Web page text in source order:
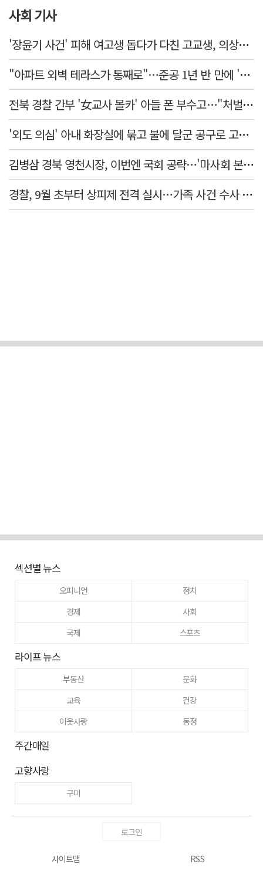
사회 기사
'장윤기 사건' 피해 여고생 돕다가 다친 고교생, 의상자 인정
"아파트 외벽 테라스가 통째로"…준공 1년 반 만에 '아찔 사고'
전북 경찰 간부 '女교사 몰카' 아들 폰 부수고…"처벌 못하는 사안" 내부망에 글
'외도 의심' 아내 화장실에 묶고 불에 달군 공구로 고문…남편 검거
김병삼 경북 영천시장, 이번엔 국회 공략…'마사회 본사 이전·광역교통망 확충' 요청
경찰, 9월 초부터 상피제 전격 실시…가족 사건 수사 못해
섹션별 뉴스
오피니언
정치
경제
사회
국제
스포츠
라이프 뉴스
부동산
문화
교육
건강
이웃사랑
동정
주간매일
고향사랑
구미
로그인
사이트맵 RSS